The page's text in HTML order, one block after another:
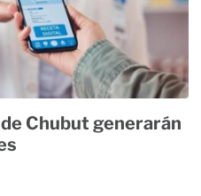
Chubut generarán